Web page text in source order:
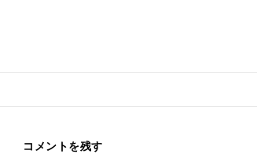
コメントを残す